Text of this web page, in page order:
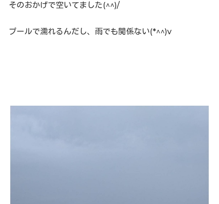
そのおかげで空いてました(^^)/
プールで濡れるんだし、雨でも関係ない(*^^)v